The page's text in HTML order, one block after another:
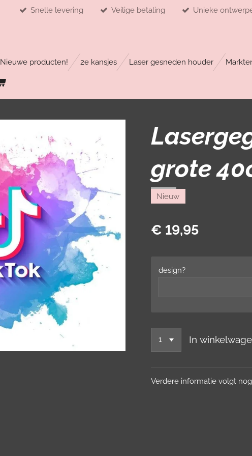
Snelle levering Veilige betaling Unieke
Nieuwe producten! 2e kansjes Laser gesneden houder
grote
Nieuw
€ 19,95
design?
In
Verdere informatie volgt nog